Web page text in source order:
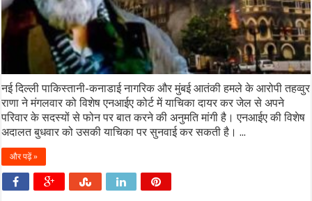
नई दिल्ली पाकिस्तानी-कनाडाई नागरिक और मुंबई आतंकी हमले के आरोपी तहव्वुर
राणा ने मंगलवार को विशेष एनआईए कोर्ट में याचिका दायर कर जेल से अपने
परिवार के सदस्यों से फोन पर बात करने की अनुमति मांगी है। एनआईए की विशेष
अदालत बुधवार को उसकी याचिका पर सुनवाई कर सकती है। ...
और पढ़ें »